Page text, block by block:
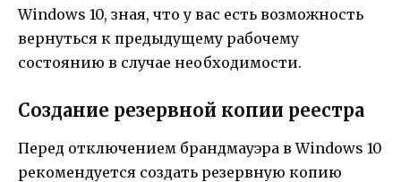
Windows 10, зная, что у вас есть возможность
вернуться к предыдущему рабочему
состоянию в случае необходимости.
Создание резервной копии реестра
Перед отключением брандмауэра в Windows 10
рекомендуется создать резервную копию